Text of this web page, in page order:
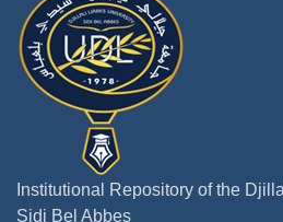
Institutional Repository of the
Sidi Bel Abbes